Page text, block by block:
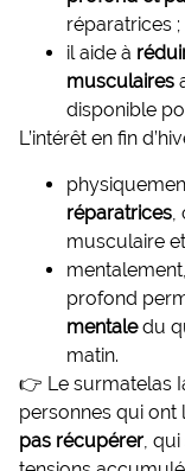
réparatrices ;
il aide à
musculaires
disponible
L’intérêt en fin
réparatrices
musculaire
profond
mentaledu
matin.
👉 Le surmatelas
personnes qui ont
pas récupérer ,